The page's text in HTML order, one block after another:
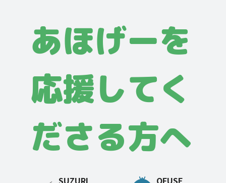
あほげーを
応援してく
ださる方へ
SUZURI OFUSE